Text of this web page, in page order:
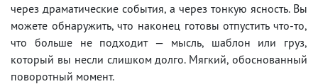
через драматические события, а через тонкую ясность. Вы
можете обнаружить, что наконец готовы отпустить что-то,
что больше не подходит — мысль, шаблон или груз,
который вы несли слишком долго. Мягкий, обоснованный
поворотный момент.